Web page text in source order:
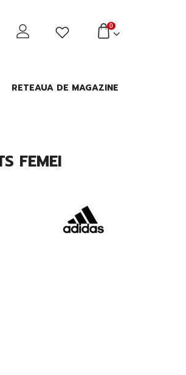
0
RETEAUA DE MAGAZINE
FEMEI